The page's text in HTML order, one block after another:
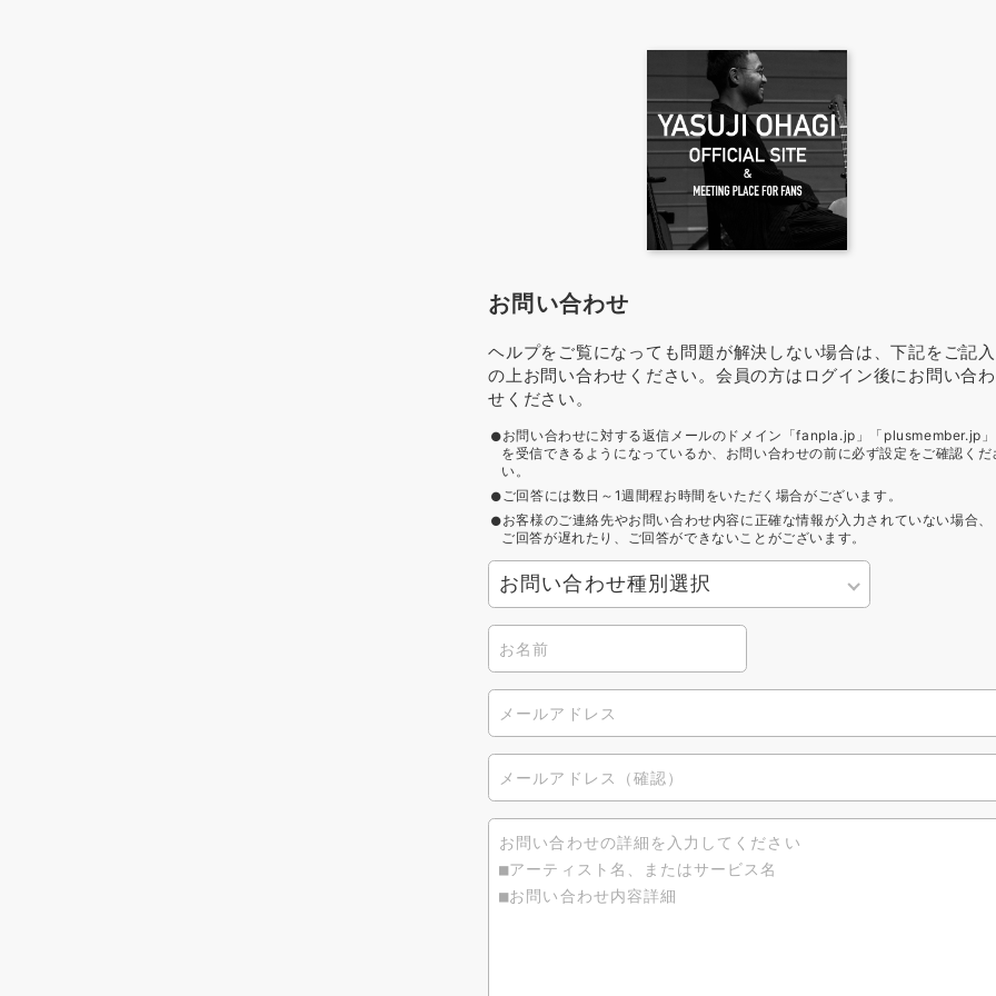
お問い合わせ
ヘルプをご覧になっても問題が解決しない場合は、下記をご記入
の上お問い合わせください。会員の方はログイン後にお問い合わ
せください。
お問い合わせに対する返信メールのドメイン「fanpla.jp」「plusmember.jp」
を受信できるようになっているか、お問い合わせの前に必ず設定をご確認くだ
い。
ご回答には数日～1週間程お時間をいただく場合がございます。
お客様のご連絡先やお問い合わせ内容に正確な情報が入力されていない場合、
ご回答が遅れたり、ご回答ができないことがございます。